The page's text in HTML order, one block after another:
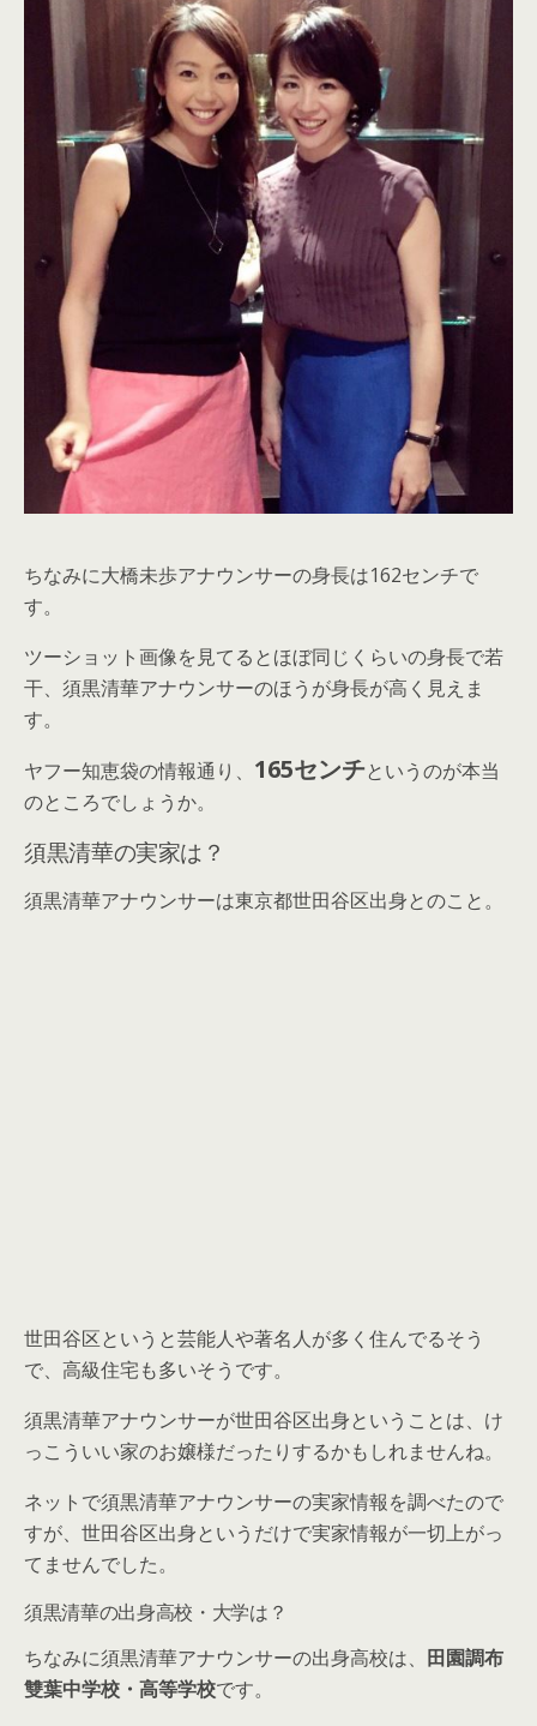
ちなみに大橋未歩アナウンサーの身長は162センチで
す。
ツーショット画像を見てるとほぼ同じくらいの身長で若
干、須黒清華アナウンサーのほうが身長が高く見えま
す。
ヤフー知恵袋の情報通り、 165センチというのが本当
のところでしょうか。
須黒清華の実家は？
須黒清華アナウンサーは東京都世田谷区出身とのこと。
世田谷区というと芸能人や著名人が多く住んでるそう
で、高級住宅も多いそうです。
須黒清華アナウンサーが世田谷区出身ということは、け
っこういい家のお嬢様だったりするかもしれませんね。
ネットで須黒清華アナウンサーの実家情報を調べたので
すが、世田谷区出身というだけで実家情報が一切上がっ
てませんでした。
須黒清華の出身高校・大学は？
ちなみに須黒清華アナウンサーの出身高校は、 田園調布
雙葉中学校・高等学校です。